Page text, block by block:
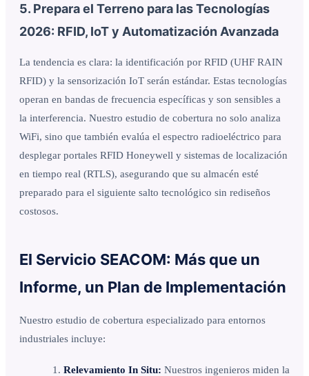
5. Prepara el Terreno para las Tecnologías
2026: RFID, IoT y Automatización Avanzada
La tendencia es clara: la identificación por RFID (UHF RAIN
RFID) y la sensorización IoT serán estándar. Estas tecnologías
operan en bandas de frecuencia específicas y son sensibles a
la interferencia. Nuestro estudio de cobertura no solo analiza
WiFi, sino que también evalúa el espectro radioeléctrico para
desplegar portales RFID Honeywell y sistemas de localización
en tiempo real (RTLS), asegurando que su almacén esté
preparado para el siguiente salto tecnológico sin rediseños
costosos.
El Servicio SEACOM: Más que un
Informe, un Plan de Implementación
Nuestro estudio de cobertura especializado para entornos
industriales incluye:
Relevamiento In Situ: Nuestros ingenieros miden la